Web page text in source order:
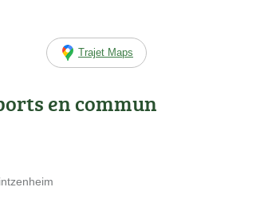
Trajet Maps
en commun